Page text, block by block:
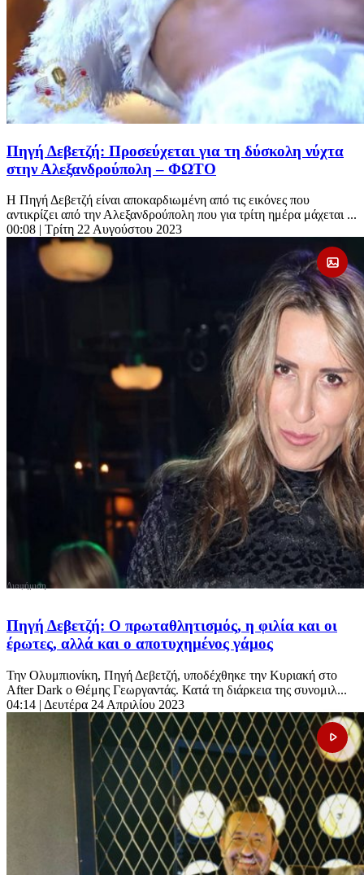
Πηγή Δεβετζή: Προσεύχεται για τη δύσκολη νύχτα
στην Αλεξανδρούπολη – ΦΩΤΟ
Η Πηγή Δεβετζή είναι αποκαρδιωμένη από τις εικόνες που
αντικρίζει από την Αλεξανδρούπολη που για τρίτη ημέρα μάχεται ...
00:08 | Τρίτη 22 Αυγούστου 2023
Πηγή Δεβετζή: Ο πρωταθλητισμός, η φιλία και οι
έρωτες, αλλά και ο αποτυχημένος γάμος
Την Ολυμπιονίκη, Πηγή Δεβετζή, υποδέχθηκε την Κυριακή στο
After Dark ο Θέμης Γεωργαντάς. Κατά τη διάρκεια της συνομιλ...
04:14 | Δευτέρα 24 Απριλίου 2023